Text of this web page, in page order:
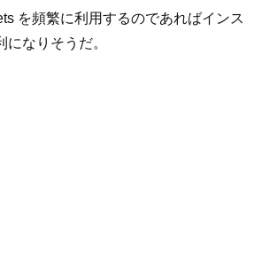
を頻繁に利用するのであればインス
になりそうだ。